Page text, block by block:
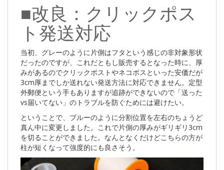
■改良：クリックポス
ト発送対応
当初、グレーのように片側はフタという感じの非対象形状
だったのですが、これだともし販売するとなった時に、厚
みがあるのでクリックポストやネコポスといった安価だが
3cm厚までしか送れない発送方法に対応できません。定型
外郵便という手もありますが追跡ができないので「送った
vs届いてない」のトラブルを防ぐためには避けたい。
ということで、ブルーのように分割位置を左右のちょうど
真ん中に変更しました。これで片側の厚みがギリギリ3cm
を切ることができました。なんとなくだけどこちらの方が
柱が短くなって強度的にも良さそう。